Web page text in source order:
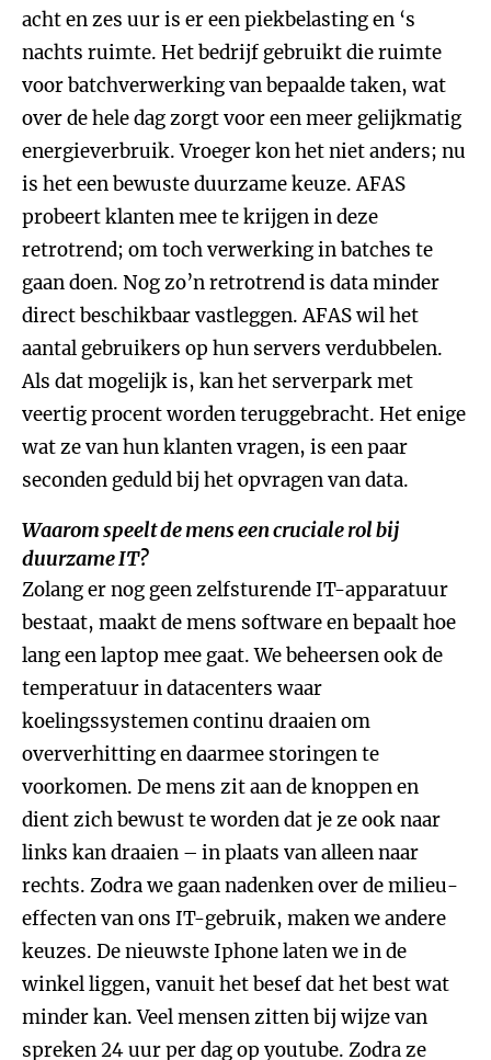
acht en zes uur is er een piekbelasting en ‘s
nachts ruimte. Het bedrijf gebruikt die ruimte
voor batchverwerking van bepaalde taken, wat
over de hele dag zorgt voor een meer gelijkmatig
energieverbruik. Vroeger kon het niet anders; nu
is het een bewuste duurzame keuze. AFAS
probeert klanten mee te krijgen in deze
retrotrend; om toch verwerking in batches te
gaan doen. Nog zo’n retrotrend is data minder
direct beschikbaar vastleggen. AFAS wil het
aantal gebruikers op hun servers verdubbelen.
Als dat mogelijk is, kan het serverpark met
veertig procent worden teruggebracht. Het enige
wat ze van hun klanten vragen, is een paar
seconden geduld bij het opvragen van data.
Waarom speelt de mens een cruciale rol bij
duurzame IT?
Zolang er nog geen zelfsturende IT-apparatuur
bestaat, maakt de mens software en bepaalt hoe
lang een laptop mee gaat. We beheersen ook de
temperatuur in datacenters waar
koelingssystemen continu draaien om
oververhitting en daarmee storingen te
voorkomen. De mens zit aan de knoppen en
dient zich bewust te worden dat je ze ook naar
links kan draaien – in plaats van alleen naar
rechts. Zodra we gaan nadenken over de milieu-
effecten van ons IT-gebruik, maken we andere
keuzes. De nieuwste Iphone laten we in de
winkel liggen, vanuit het besef dat het best wat
minder kan. Veel mensen zitten bij wijze van
spreken 24 uur per dag op youtube. Zodra ze